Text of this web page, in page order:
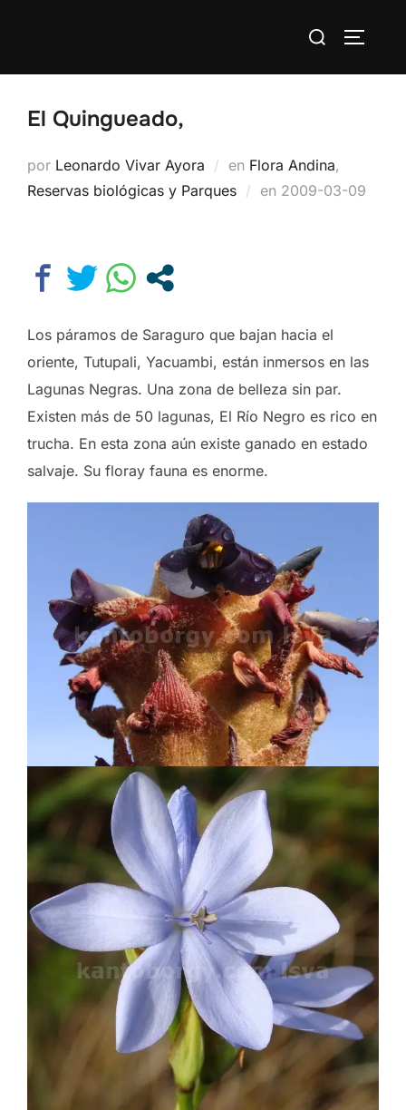
Buscar:
El Quingueado,
por Leonardo Vivar Ayora en Flora Andina,
Reservas biológicas y Parques
en Publicado
2009-03-09
Los páramos de Saraguro que bajan hacia el
oriente, Tutupali, Yacuambi, están inmersos en las
Lagunas Negras. Una zona de belleza sin par.
Existen más de 50 lagunas, El Río Negro es rico en
trucha. En esta zona aún existe ganado en estado
salvaje. Su floray fauna es enorme.